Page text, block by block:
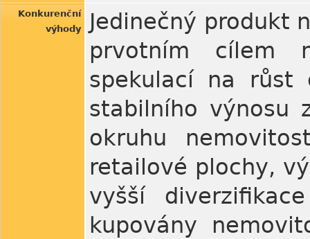
Konkurenční
výhody
Jedinečný produkt
prvotním cílem
spekulací na růst
stabilního výnosu
okruhu
retailové plochy,
vyšší
kupovány